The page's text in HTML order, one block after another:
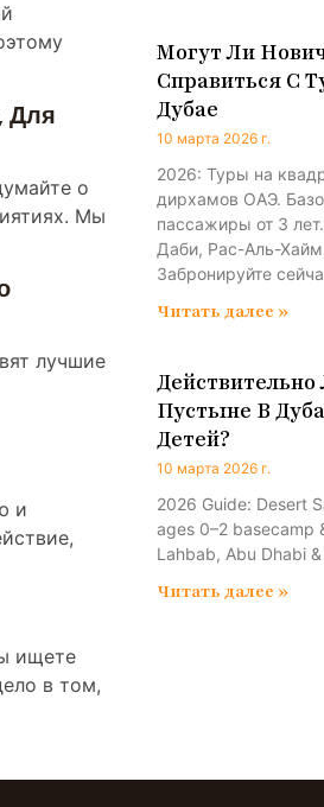
Для
о
Мы
лучшие
и
ищете
в том,
Могут Ли
Справиться С
Дубае
10 марта 2026 г.
2026: Туры на
дирхамов ОАЭ.
пассажиры от 3
Даби, Рас-Аль-
Забронируйте
Читать далее »
Пустыне В
Детей?
10 марта 2026 г.
2026 Guide: Desert
ages 0–2 basecamp
Lahbab, Abu Dhabi
Читать далее »